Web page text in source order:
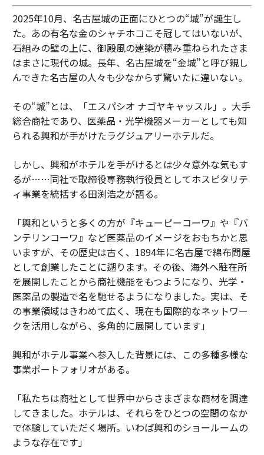
2025年10月、名古屋城の正面にひとつの“城”が誕生し
た。あの有名な金のシャチホコこそ冠してはいないが、
石組みの壁の上に、御殿風の建築が積み重ねられたさま
はまさに現代の城。長年、名古屋城を“金城”と呼び親し
んできた名古屋の人々も少なからず驚いたに違いない。
その“城”とは、「エスパシオ ナゴヤキャッスル」。大手
総合商社であり、医薬品・光学機器メーカーとしても知
られる興和が手がけたラグジュアリーホテルだ。
しかし、興和がホテルを手がけるとは少々意外な気もす
るが……同社で取締役専務執行役員としてホスピタリテ
ィ事業を統括する田渕浩之が語る。
「興和というと多くの方が『キューピーコーワ』や『バ
ンテリンコーワ』など医薬品のイメージをおもちかと思
いますが、その歴史は古く、1894年に名古屋で綿布問屋
として創業したことに遡ります。その後、海外へ駐在所
を展開したことから商社機能をもつようになり、光学・
医薬品の製造で名を馳せるようになりました。実は、そ
の事業領域はきわめて広く、現在も国際的なネットワー
クを活用しながら、多角的に展開しています」
興和がホテル事業へ参入した背景には、この多種多様な
事業ポートフォリオがある。
「私たちは商社として世界中からさまざまな商材を調達
してきました。ホテルは、それらをひとつの空間のなか
で体験していただく場所。いわば興和のショールームの
ような存在です」